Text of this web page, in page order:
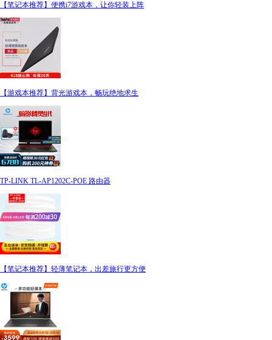
【笔记本推荐】便携i7游戏本，让你轻装上阵
【游戏本推荐】背光游戏本，畅玩绝地求生
TP-LINK TL-AP1202C-POE 路由器
【笔记本推荐】轻薄笔记本，出差旅行更方便